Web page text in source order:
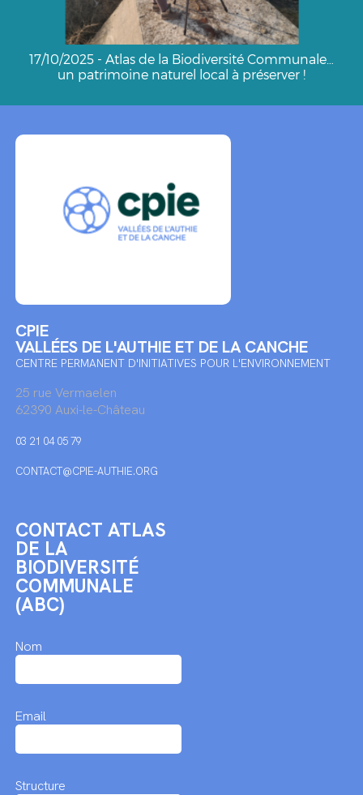
17/10/2025 - Atlas de la Biodiversité Communale…
un patrimoine naturel local à préserver !
CPIE
VALLÉES DE L'AUTHIE ET DE LA CANCHE
CENTRE PERMANENT D'INITIATIVES POUR L'ENVIRONNEMENT
25 rue Vermaelen
62390 Auxi-le-Château
03 21 04 05 79
CONTACT@CPIE-AUTHIE.ORG
CONTACT ATLAS
DE LA
BIODIVERSITÉ
COMMUNALE
(ABC)
Nom
Email
Structure